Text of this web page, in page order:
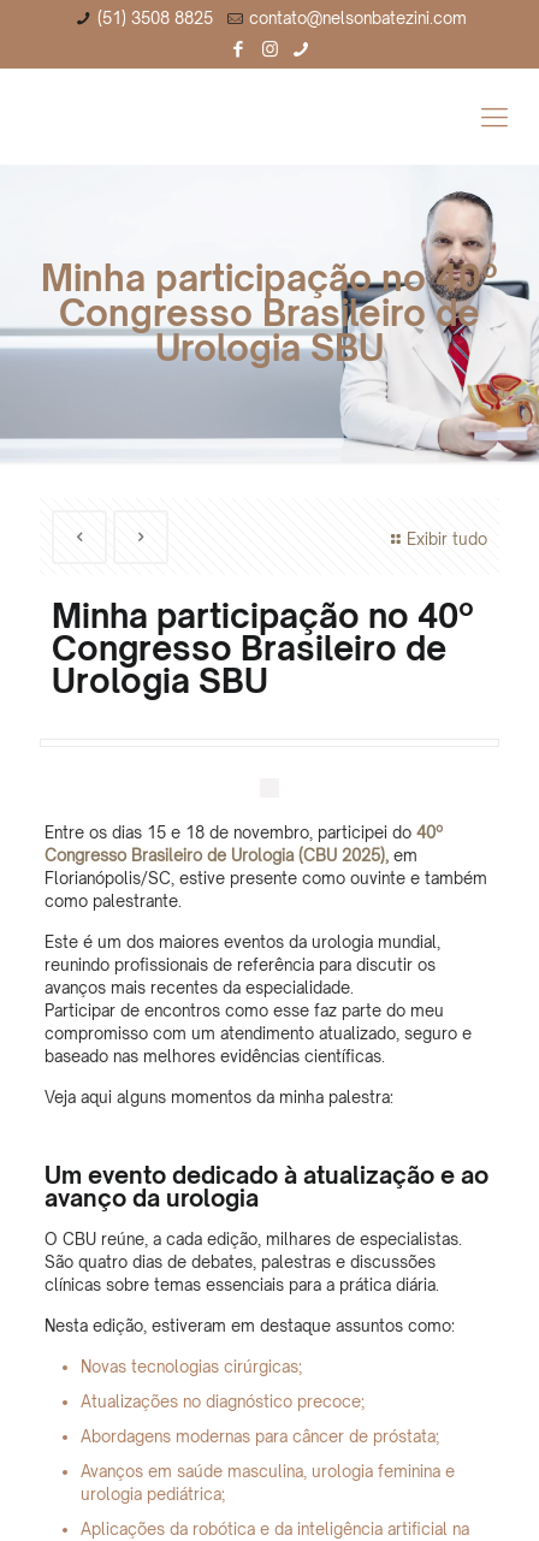
(51) 3508 8825 contato@nelsonbatezini.com
Minha participação no 40º
Congresso Brasileiro de
Urologia SBU
Exibir tudo
Minha participação no 40º
Congresso Brasileiro de
Urologia SBU
Entre os dias 15 e 18 de novembro, participei do 40º
Congresso Brasileiro de Urologia (CBU 2025),em
Florianópolis/SC, estive presente como ouvinte e também
como palestrante.
Este é um dos maiores eventos da urologia mundial,
reunindo profissionais de referência para discutir os
avanços mais recentes da especialidade.
Participar de encontros como esse faz parte do meu
compromisso com um atendimento atualizado, seguro e
baseado nas melhores evidências científicas.
Veja aqui alguns momentos da minha palestra:
Um evento dedicado à atualização e ao
avanço da urologia
O CBU reúne, a cada edição, milhares de especialistas.
São quatro dias de debates, palestras e discussões
clínicas sobre temas essenciais para a prática diária.
Nesta edição, estiveram em destaque assuntos como:
Novas tecnologias cirúrgicas;
Atualizações no diagnóstico precoce;
Abordagens modernas para câncer de próstata;
Avanços em saúde masculina, urologia feminina e
urologia pediátrica;
Aplicações da robótica e da inteligência artificial na